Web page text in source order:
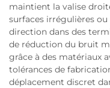
maintient la valise
surfaces irrégulières
direction dans des
de réduction du bruit
grâce à des matériaux
tolérances de
déplacement discret